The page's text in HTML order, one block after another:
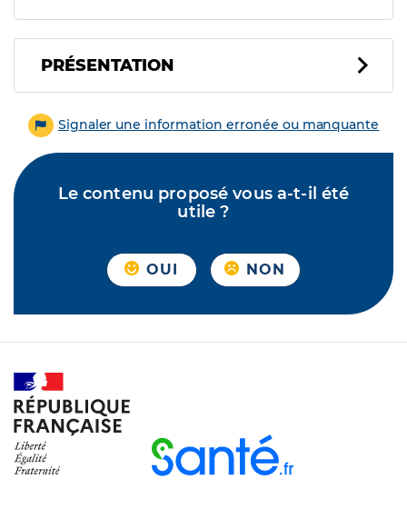
PRÉSENTATION
Signaler une information erronée ou manquante
Le contenu proposé vous a-t-il été
utile ?
OUI NON